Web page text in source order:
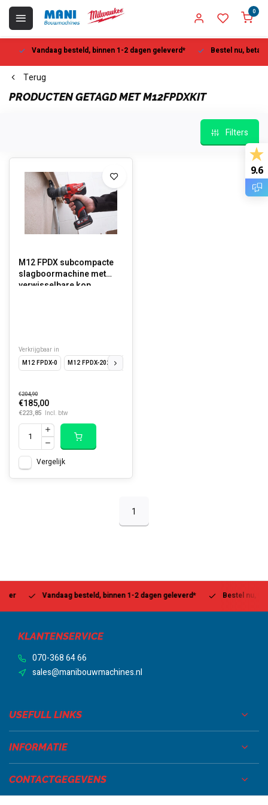
0
Vandaag besteld, binnen 1-2 dagen geleverd* Bestel nu, betaal
Terug
PRODUCTEN GETAGD MET M12FPDXKIT
Filters
M12 FPDX subcompacte
slagboormachine met
verwisselbare kop
Verkrijgbaar in
M12 FPDX-0
M12 FPDX-202X
€204,90
€185,00
€223,85 Incl. btw
Vergelijk
1
Vandaag besteld, binnen 1-2 dagen geleverd* Bestel nu, betaal
KLANTENSERVICE
070-368 64 66
sales@manibouwmachines.nl
USEFULL LINKS
INFORMATIE
CONTACTGEGEVENS
9.6